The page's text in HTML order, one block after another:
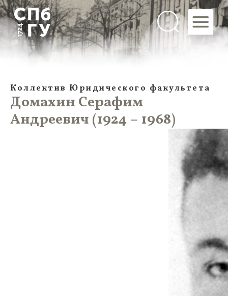
Коллектив Юридического факультета
Домахин Серафим
Андреевич (1924 – 1968)